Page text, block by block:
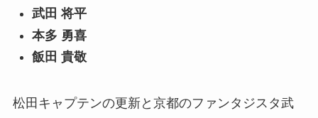
武田 将平
本多 勇喜
飯田 貴敬
松田キャプテンの更新と京都のファンタジスタ武